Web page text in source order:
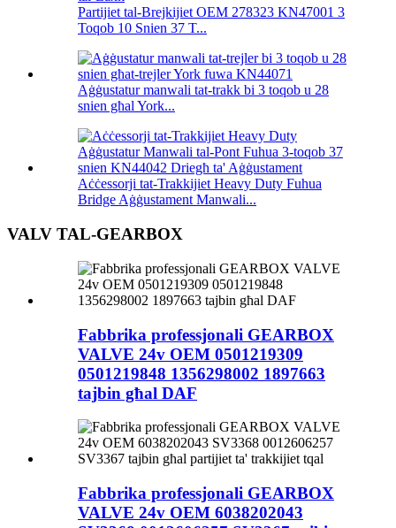
Partijiet tal-Brejkijiet OEM 278323 KN47001 3
Toqob 10 Snien 37 T...
Aġġustatur manwali tat-trakk bi 3 toqob u 28
snien għal York...
Aċċessorji tat-Trakkijiet Heavy Duty Fuhua
Bridge Aġġustament Manwali...
VALV TAL-GEARBOX
Fabbrika professjonali GEARBOX
VALVE 24v OEM 0501219309
0501219848 1356298002 1897663
tajbin għal DAF
Fabbrika professjonali GEARBOX
VALVE 24v OEM 6038202043